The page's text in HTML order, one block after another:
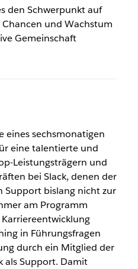
den Schwerpunkt auf
und Wachstum
Gemeinschaft
eines sechsmonatigen
eine talentierte und
Leistungsträgern und
bei Slack, denen der
Support bislang nicht zur
am Programm
in Führungsfragen
durch ein Mitglied der
als Support. Damit